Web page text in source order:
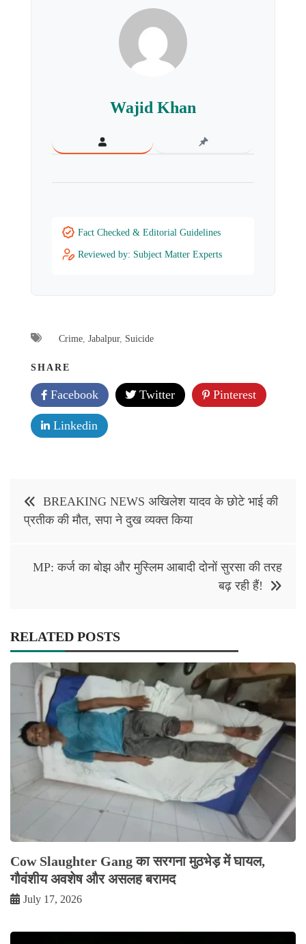
Wajid Khan
Fact Checked & Editorial Guidelines
Reviewed by: Subject Matter Experts
Crime Jabalpur, Suicide
SHARE
Facebook Twitter Pinterest
Linkedin
navigation
BREAKING NEWS अखिलेश यादव के छोटे भाई की
प्रतीक की मौत, सपा ने दुख व्यक्त किया
MP: कर्ज का बोझ और मुस्लिम आबादी दोनों सुरसा की तरह
बढ़ रही हैं!
RELATED POSTS
Cow Slaughter Gang का सरगना मुठभेड़ में घायल,
गौवंशीय अवशेष और असलह बरामद
July 17, 2026